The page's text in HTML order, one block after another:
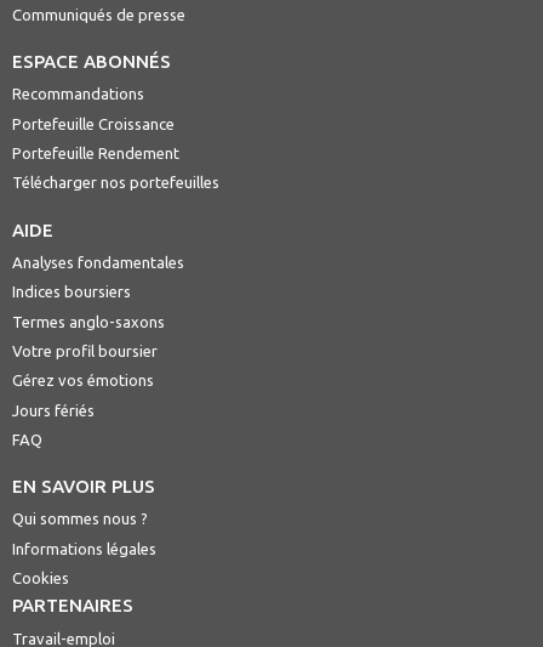
Communiqués de presse
ESPACE ABONNÉS
Recommandations
Portefeuille Croissance
Portefeuille Rendement
Télécharger nos portefeuilles
AIDE
Analyses fondamentales
Indices boursiers
Termes anglo-saxons
Votre profil boursier
Gérez vos émotions
Jours fériés
FAQ
EN SAVOIR PLUS
Qui sommes nous ?
Informations légales
Cookies
PARTENAIRES
Travail-emploi